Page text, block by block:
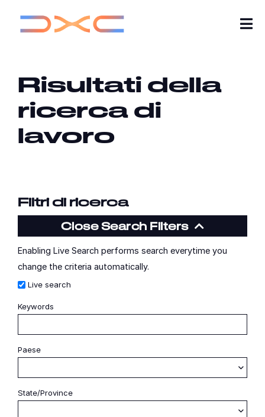
Chi Siamo
Per saperne di più
Unisciti alla nostra Talent Community
Risultati della
ricerca di
lavoro
Filtri di ricerca
Close Search Filters
Enabling Live Search performs search everytime you
change the criteria automatically.
Live search
Keywords
Paese
State/Province